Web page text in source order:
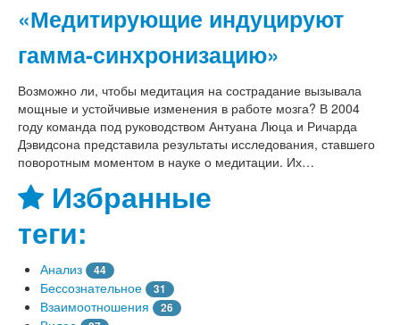
«Медитирующие индуцируют
гамма-синхронизацию»
Возможно ли, чтобы медитация на сострадание вызывала
мощные и устойчивые изменения в работе мозга? В 2004
году команда под руководством Антуана Люца и Ричарда
Дэвидсона представила результаты исследования, ставшего
поворотным моментом в науке о медитации. Их…
Избранные
теги:
Анализ 44
Бессознательное 31
Взаимоотношения 26